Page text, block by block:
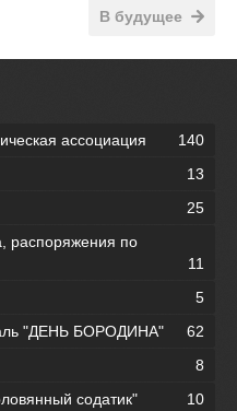
В будущее
ассоциация
140
13
25
распоряжения по
11
5
"ДЕНЬ БОРОДИНА"
62
8
содатик"
10